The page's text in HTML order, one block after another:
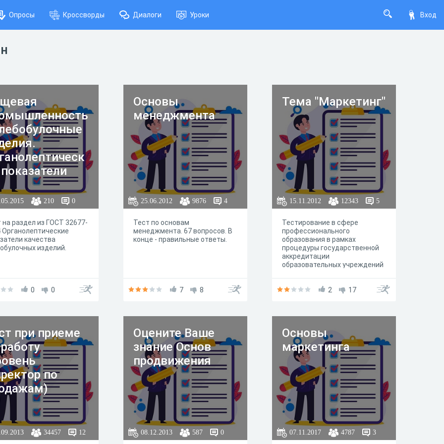
Вход
Опросы Кроссворды Диалоги Уроки
210 0
на раздел из ГОСТ 32677-
Органолептические
качества
изделий.
0 0
Основы
менеджмента
25.06.2012 9876 4
Тест по основам
менеджмента. 67 вопросов. В
конце - правильные ответы.
7 8
Тема "Маркетинг"
15.11.2012 12343 5
Тестирование в сфере
профессионального
образования в рамках
процедуры государственной
аккредитации
образовательных учреждений
образования 2 17
при приеме
по
34457 12
Оцените Ваше
знание Основ
продвижения
08.12.2013 587 0
Основы
маркетинга
07.11.2017 4787 3